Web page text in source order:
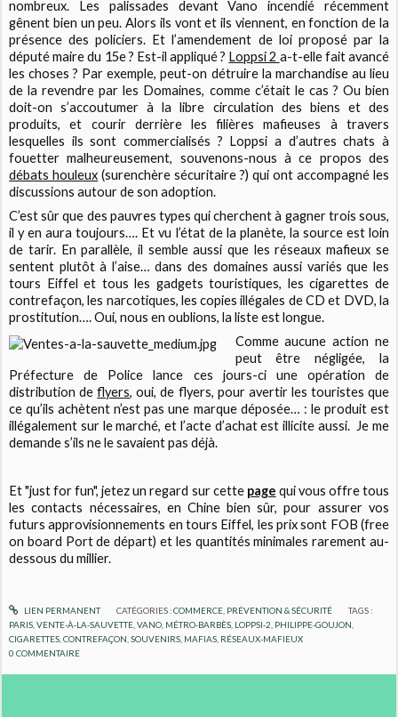
nombreux. Les palissades devant Vano incendié récemment
gênent bien un peu. Alors ils vont et ils viennent, en fonction de la
présence des policiers. Et l’amendement de loi proposé par la
député maire du 15e ? Est-il appliqué ? Loppsi 2 a-t-elle fait avancé
les choses ? Par exemple, peut-on détruire la marchandise au lieu
de la revendre par les Domaines, comme c’était le cas ? Ou bien
doit-on s’accoutumer à la libre circulation des biens et des
produits, et courir derrière les filières mafieuses à travers
lesquelles ils sont commercialisés ? Loppsi a d’autres chats à
fouetter malheureusement, souvenons-nous à ce propos des
débats houleux (surenchère sécuritaire ?) qui ont accompagné les
discussions autour de son adoption.
C’est sûr que des pauvres types qui cherchent à gagner trois sous,
il y en aura toujours…. Et vu l’état de la planète, la source est loin
de tarir. En parallèle, il semble aussi que les réseaux mafieux se
sentent plutôt à l’aise… dans des domaines aussi variés que les
tours Eiffel et tous les gadgets touristiques, les cigarettes de
contrefaçon, les narcotiques, les copies illégales de CD et DVD, la
prostitution…. Oui, nous en oublions, la liste est longue.
Comme aucune action ne
peut être négligée, la
Préfecture de Police lance ces jours-ci une opération de
distribution deflyers, oui, de flyers, pour avertir les touristes que
ce qu’ils achètent n’est pas une marque déposée… : le produit est
illégalement sur le marché, et l’acte d’achat est illicite aussi. Je me
demande s’ils ne le savaient pas déjà.
Et "just for fun", jetez un regard sur cette page qui vous offre tous
les contacts nécessaires, en Chine bien sûr, pour assurer vos
futurs approvisionnements en tours Eiffel, les prix sont FOB (free
on board Port de départ) et les quantités minimales rarement au-
dessous du millier.
LIEN PERMANENT CATÉGORIES :COMMERCE, PRÉVENTION & SÉCURITÉ
TAGS :
PARIS ,VENTE-À-LA-SAUVETTE ,VANO MÉTRO-BARBÈS LOPPSI-2 PHILIPPE-GOUJON
CIGARETTES ,CONTREFAÇON ,SOUVENIRS MAFIAS RÉSEAUX-MAFIEUX
0 COMMENTAIRE